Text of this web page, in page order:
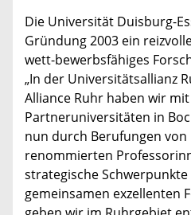
Die Universität Duisburg-
Gründung 2003 ein
wett-bewerbsfähiges
„In der Universitätsallianz
Alliance Ruhr haben wir
Partneruniversitäten in
nun durch Berufungen von
renommierten
strategische
gemeinsamen exzellenten